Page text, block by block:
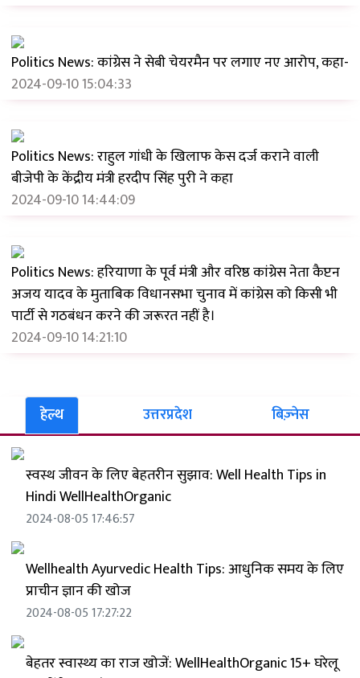
Politics News: कांग्रेस ने सेबी चेयरमैन पर लगाए नए आरोप, कहा-
2024-09-10 15:04:33
Politics News: राहुल गांधी के खिलाफ केस दर्ज कराने वाली
बीजेपी के केंद्रीय मंत्री हरदीप सिंह पुरी ने कहा
2024-09-10 14:44:09
Politics News: हरियाणा के पूर्व मंत्री और वरिष्ठ कांग्रेस नेता कैप्टन
अजय यादव के मुताबिक विधानसभा चुनाव में कांग्रेस को किसी भी
पार्टी से गठबंधन करने की जरूरत नहीं है।
2024-09-10 14:21:10
हेल्थ उत्तरप्रदेश बिज़्नेस
स्वस्थ जीवन के लिए बेहतरीन सुझाव: Well Health Tips in
Hindi WellHealthOrganic
2024-08-05 17:46:57
Wellhealth Ayurvedic Health Tips: आधुनिक समय के लिए
प्राचीन ज्ञान की खोज
2024-08-05 17:27:22
बेहतर स्वास्थ्य का राज खोजें: WellHealthOrganic 15+ घरेलू